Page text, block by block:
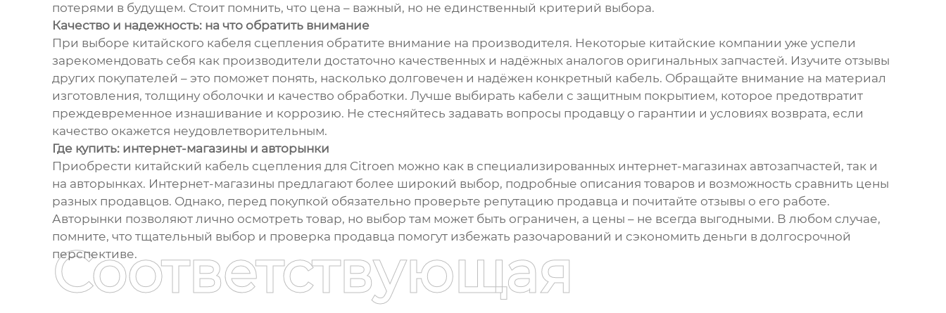
потерями в будущем. Стоит помнить, что цена – важный, но не единственный критерий выбора.
Качество и надежность: на что обратить внимание
При выборе китайского кабеля сцепления обратите внимание на производителя. Некоторые китайские компании уже успели
зарекомендовать себя как производители достаточно качественных и надёжных аналогов оригинальных запчастей. Изучите отзывы
других покупателей – это поможет понять, насколько долговечен и надёжен конкретный кабель. Обращайте внимание на материал
изготовления, толщину оболочки и качество обработки. Лучше выбирать кабели с защитным покрытием, которое предотвратит
преждевременное изнашивание и коррозию. Не стесняйтесь задавать вопросы продавцу о гарантии и условиях возврата, если
качество окажется неудовлетворительным.
Где купить: интернет-магазины и авторынки
Приобрести китайский кабель сцепления для Citroen можно как в специализированных интернет-магазинах автозапчастей, так и
на авторынках. Интернет-магазины предлагают более широкий выбор, подробные описания товаров и возможность сравнить цены
разных продавцов. Однако, перед покупкой обязательно проверьте репутацию продавца и почитайте отзывы о его работе.
Авторынки позволяют лично осмотреть товар, но выбор там может быть ограничен, а цены – не всегда выгодными. В любом случае,
помните, что тщательный выбор и проверка продавца помогут избежать разочарований и сэкономить деньги в долгосрочной
перспективе.
Соответствующая